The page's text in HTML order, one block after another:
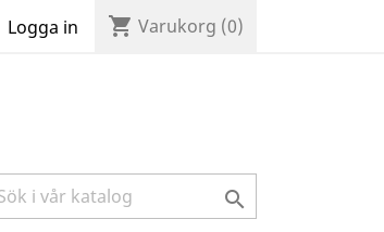
Logga in shopping_cart Varukorg (0)
